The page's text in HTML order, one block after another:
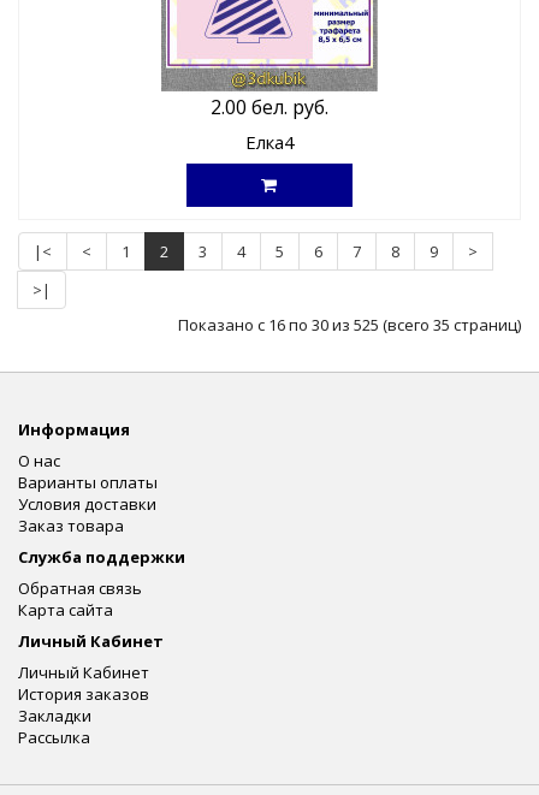
2.00 бел. руб.
Елка4
|< < 1 2 3 4 5 6 7 8 9
>
>|
Показано с 16 по 30 из 525 (всего 35 страниц)
Информация
О нас
Варианты оплаты
Условия доставки
Заказ товара
Служба поддержки
Обратная связь
Карта сайта
Личный Кабинет
Личный Кабинет
История заказов
Закладки
Рассылка